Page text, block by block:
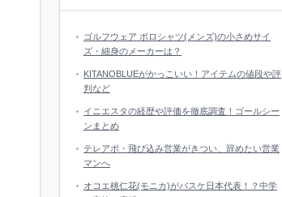
ゴルフウェア ポロシャツ(メンズ)の小さめサイ
ズ・細身のメーカーは？
KITANOBLUEがかっこいい！アイテムの値段や評
判など
イニエスタの経歴や評価を徹底調査！ゴールシー
ンまとめ
テレアポ・飛び込み営業がきつい、辞めたい営業
マンへ
オコエ桃仁花(モニカ)がバスケ日本代表！？中学